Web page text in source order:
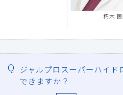
朽木
ジャルプロスーパーハイ
できますか？